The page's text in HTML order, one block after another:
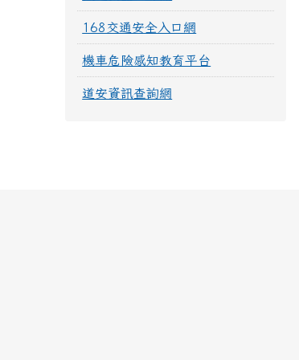
168交通安全入口網
機車危險感知教育平台
道安資訊查詢網